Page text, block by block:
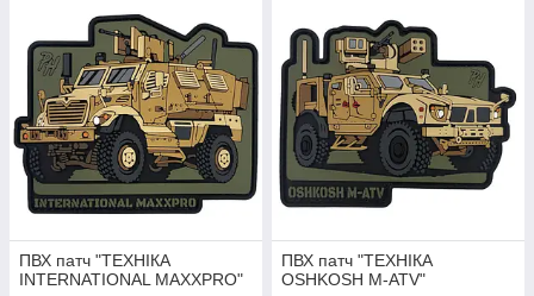
ПВХ патч "ТЕХНІКА
INTERNATIONAL MAXXPRO"
ПВХ патч "ТЕХНІКА
OSHKOSH M-ATV"